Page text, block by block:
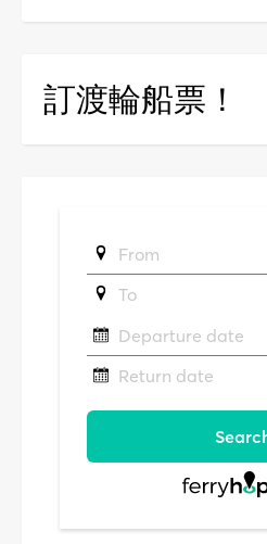
訂渡輪船票！